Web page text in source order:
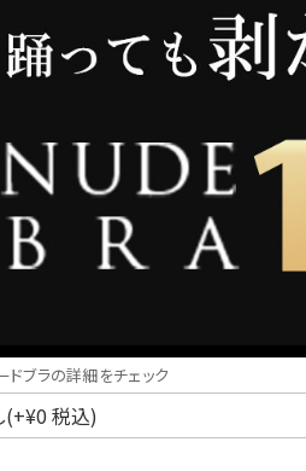
ペーン
ブラの詳細をチェック